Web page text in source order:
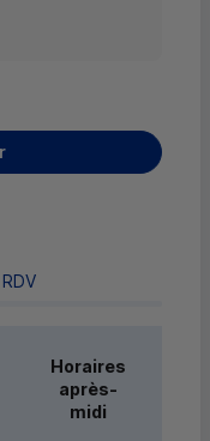
Horaires
après-
midi